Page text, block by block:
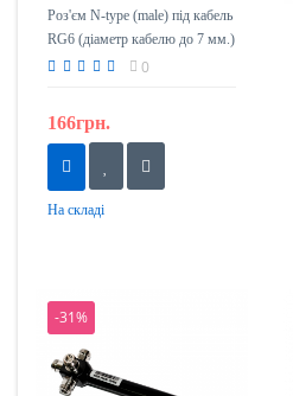
Роз'єм N-type (male) під кабель
RG6 (діаметр кабелю до 7 мм.)
0
166грн.
На складі
-31%